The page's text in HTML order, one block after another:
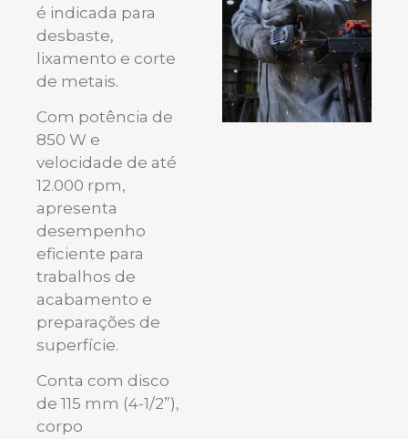
é indicada para
desbaste,
lixamento e corte
de metais.
Com potência de
850 W e
velocidade de até
12.000 rpm,
apresenta
desempenho
eficiente para
trabalhos de
acabamento e
preparações de
superfície.
Conta com disco
de 115 mm (4-1/2”),
corpo